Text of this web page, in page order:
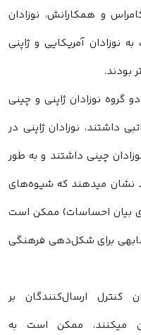
و همکارانش، نوزادان
نوزادان آمریکایی و ژاپنی
بودند.
گروه نوزادان ژاپنی و چینی
داشتند، نوزادان ژاپنی در
چینی داشتند و به طور
نشان میدهند که شیوه‌های
بیان احساسات) ممکن است
برای شکل‌دهی فرهنگی
کنترل ارسال‌کنندگان بر
میکنند، ممکن است به